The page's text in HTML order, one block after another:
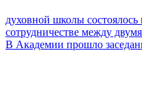
духовной школы
сотрудничестве между
В Академии прошло